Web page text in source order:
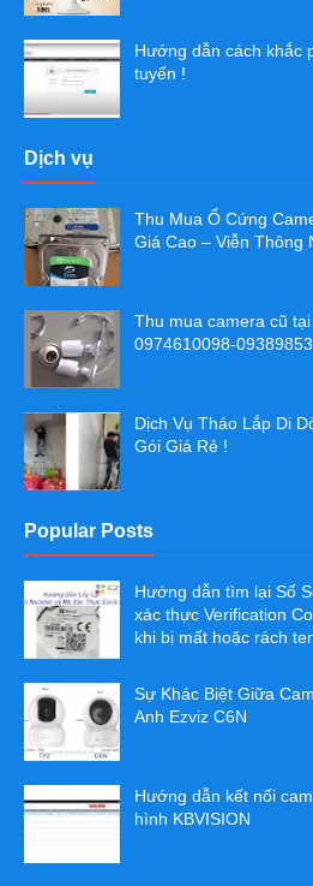
Hướng dẫn cách khắc
tuyến !
Dịch vụ
Thu Mua Ổ Cứng
Giá Cao – Viễn Thông
Thu mua camera cũ
0974610098-
Dịch Vụ Tháo Lắp Di
Gói Giá Rẻ !
Popular Posts
Hướng dẫn tìm lại Số
xác thực Verification
khi bị mất hoặc rách
Sự Khác Biệt Giữa
Anh Ezviz C6N
Hướng dẫn kết nối
hình KBVISION